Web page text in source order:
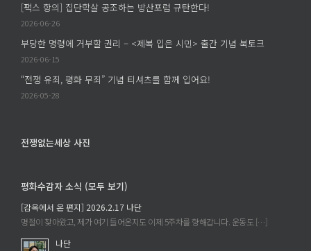
서
에
[팩스 항의] 집단학살 공조하는 방산포럼 규탄한다!
2026-06-26
부당한 명령에 거부할 권리 – <제복 입은 시민> 출간 기념 북토크
2026-06-15
“전쟁 유죄, 평화 무죄” 기념 티셔츠를 함께 입어요!
2026-05-28
전쟁없는세상 사진
평화수감자 소식 (모두 보기)
[감옥에서 온 편지] 2026.2.17 나단
명절이 찾아왔고, 제가 여기 들어온지도 이제 5주차를 향해갑니다. 운동도 […]
나단